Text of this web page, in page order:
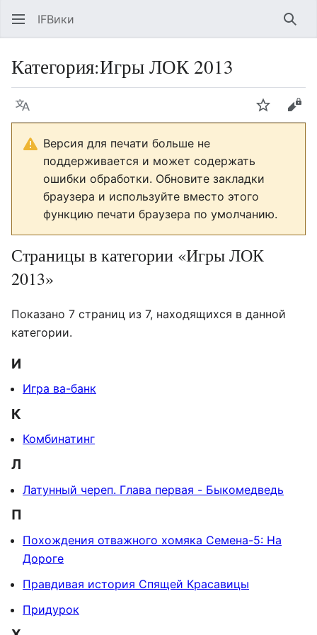
IFВики
Категория:Игры ЛОК 2013
Язык Следить
Версия для печати больше не
поддерживается и может содержать
ошибки обработки. Обновите закладки
браузера и используйте вместо этого
функцию печати браузера по умолчанию.
Страницы в категории «Игры ЛОК
2013»
Показано 7 страниц из 7, находящихся в данной
категории.
И
Игра ва-банк
К
Комбинатинг
Л
Латунный череп. Глава первая - Быкомедведь
П
Похождения отважного хомяка Семена-5: На
Дороге
Правдивая история Спящей Красавицы
Придурок